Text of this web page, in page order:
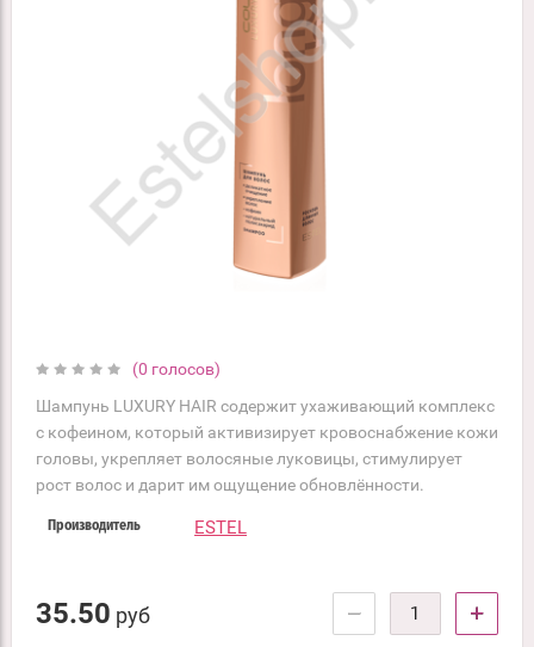
(0 голосов)
Шампунь LUXURY HAIR содержит ухаживающий комплекс
с кофеином, который активизирует кровоснабжение кожи
головы, укрепляет волосяные луковицы, стимулирует
рост волос и дарит им ощущение обновлённости.
Производитель ESTEL
35.50 руб − +